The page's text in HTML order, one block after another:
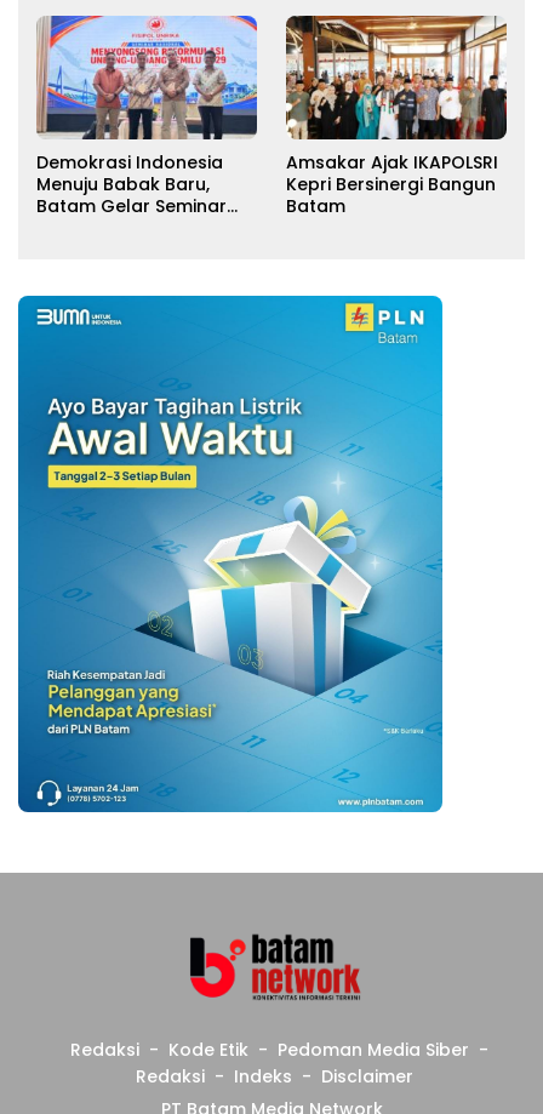
Demokrasi Indonesia
Menuju Babak Baru,
Batam Gelar Seminar
Amsakar Ajak IKAPOLSRI
Kepri Bersinergi Bangun
Batam
Redaksi Kode Etik
Pedoman Media Siber
Redaksi
Indeks
Disclaimer